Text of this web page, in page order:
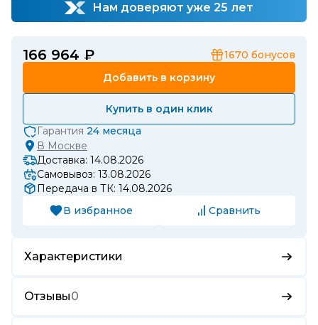
Нам доверяют уже 25 лет
166 964 ₽ 1670 бонусов
Добавить в корзину
Купить в один клик
Гарантия 24 месяца
В Москве
Доставка: 14.08.2026
Самовывоз: 13.08.2026
Передача в ТК: 14.08.2026
В избранное
Сравнить
Характеристики
Отзывы0